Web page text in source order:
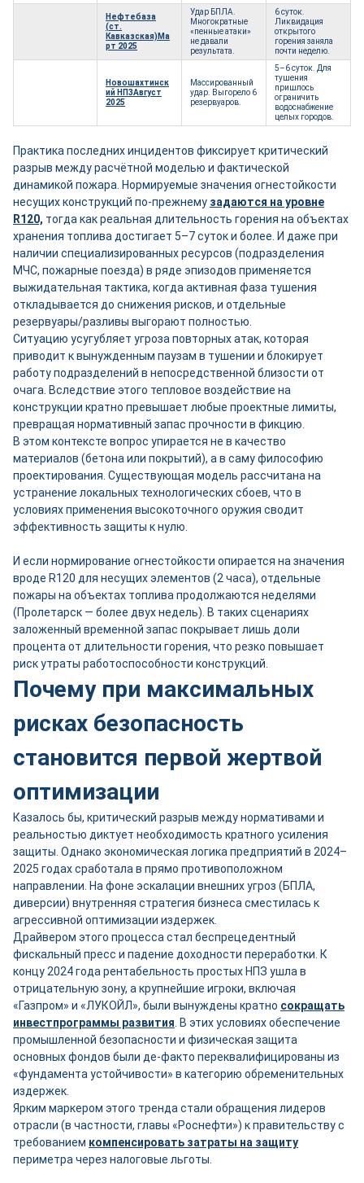
Нефтебаза
(ст.
Кавказская)Ма
рт 2025
Удар БПЛА.
Многократные
«пенные атаки»
не давали
результата.
6 суток.
Ликвидация
открытого
горения заняла
почти неделю.
Новошахтинск
ий НПЗАвгуст
2025
Массированный
удар. Выгорело 6
резервуаров.
5–6 суток. Для
тушения
пришлось
ограничить
водоснабжение
целых городов.
Практика последних инцидентов фиксирует критический
разрыв между расчётной моделью и фактической
динамикой пожара. Нормируемые значения огнестойкости
несущих конструкций по-прежнему задаются на уровне
R120, тогда как реальная длительность горения на объектах
хранения топлива достигает 5–7 суток и более. И даже при
наличии специализированных ресурсов (подразделения
МЧС, пожарные поезда) в ряде эпизодов применяется
выжидательная тактика, когда активная фаза тушения
откладывается до снижения рисков, и отдельные
резервуары/разливы выгорают полностью.
Ситуацию усугубляет угроза повторных атак, которая
приводит к вынужденным паузам в тушении и блокирует
работу подразделений в непосредственной близости от
очага. Вследствие этого тепловое воздействие на
конструкции кратно превышает любые проектные лимиты,
превращая нормативный запас прочности в фикцию.
В этом контексте вопрос упирается не в качество
материалов (бетона или покрытий), а в саму философию
проектирования. Существующая модель рассчитана на
устранение локальных технологических сбоев, что в
условиях применения высокоточного оружия сводит
эффективность защиты к нулю.
И если нормирование огнестойкости опирается на значения
вроде R120 для несущих элементов (2 часа), отдельные
пожары на объектах топлива продолжаются неделями
(Пролетарск — более двух недель). В таких сценариях
заложенный временной запас покрывает лишь доли
процента от длительности горения, что резко повышает
риск утраты работоспособности конструкций.
Почему при максимальных
рисках безопасность
становится первой жертвой
оптимизации
Казалось бы, критический разрыв между нормативами и
реальностью диктует необходимость кратного усиления
защиты. Однако экономическая логика предприятий в 2024–
2025 годах сработала в прямо противоположном
направлении. На фоне эскалации внешних угроз (БПЛА,
диверсии) внутренняя стратегия бизнеса сместилась к
агрессивной оптимизации издержек.
Драйвером этого процесса стал беспрецедентный
фискальный пресс и падение доходности переработки. К
концу 2024 года рентабельность простых НПЗ ушла в
отрицательную зону, а крупнейшие игроки, включая
«Газпром» и «ЛУКОЙЛ», были вынуждены кратно сокращать
инвестпрограммы развития . В этих условиях обеспечение
промышленной безопасности и физическая защита
основных фондов были де-факто переквалифицированы из
«фундамента устойчивости» в категорию обременительных
издержек.
Ярким маркером этого тренда стали обращения лидеров
отрасли (в частности, главы «Роснефти») к правительству с
требованием компенсировать затраты на защиту
периметра через налоговые льготы.